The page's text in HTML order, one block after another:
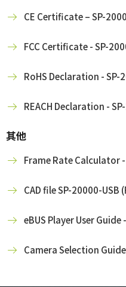
CE Certificate – SP-
FCC Certificate - SP-
RoHS Declaration - SP-
REACH Declaration -
其他
Frame Rate Calculator
CAD file SP-20000-USB
eBUS Player User
Camera Selection